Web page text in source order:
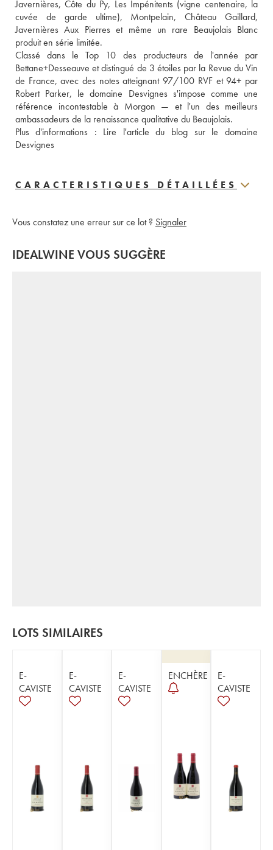
Javernières, Côte du Py, Les Impénitents (vigne centenaire, la
cuvée de garde ultime), Montpelain, Château Gaillard,
Javernières Aux Pierres et même un rare Beaujolais Blanc
produit en série limitée.
Classé dans le Top 10 des producteurs de l'année par
Bettane+Desseauve et distingué de 3 étoiles par la Revue du Vin
de France, avec des notes atteignant 97/100 RVF et 94+ par
Robert Parker, le domaine Desvignes s'impose comme une
référence incontestable à Morgon — et l'un des meilleurs
ambassadeurs de la renaissance qualitative du Beaujolais.
Plus d'informations : Lire l'article du blog sur le domaine
Desvignes
CARACTERISTIQUES DÉTAILLÉES
Vous constatez une erreur sur ce lot ? Signaler
IDEALWINE VOUS SUGGÈRE
LOTS SIMILAIRES
E-
CAVISTE
E-
CAVISTE
E-
CAVISTE
ENCHÈRE
E-
CAVISTE